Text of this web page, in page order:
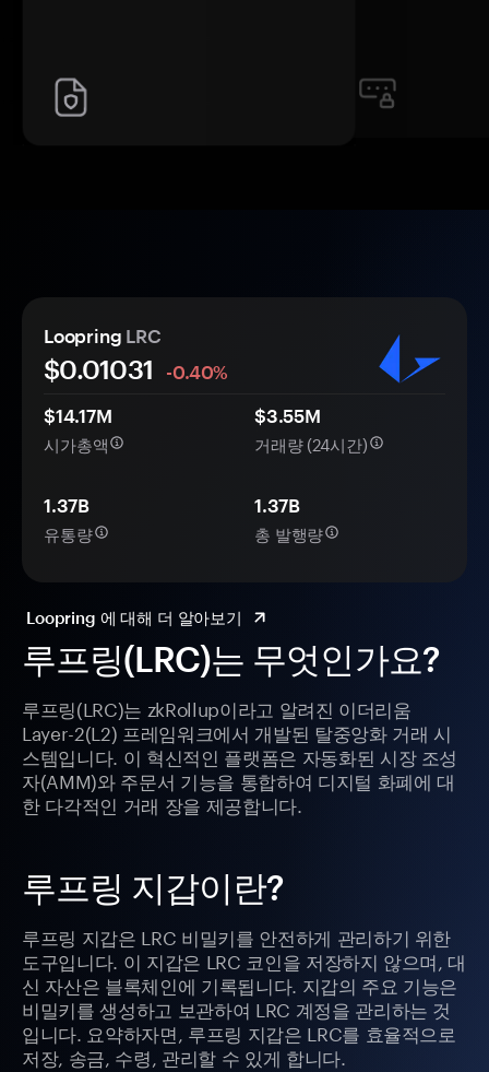
루프링(LRC)는 무엇인가요?
루프링(LRC)는 zkRollup이라고 알려진 이더리움
Layer-2(L2) 프레임워크에서 개발된 탈중앙화 거래 시
스템입니다. 이 혁신적인 플랫폼은 자동화된 시장 조성
자(AMM)와 주문서 기능을 통합하여 디지털 화폐에 대
한 다각적인 거래 장을 제공합니다.
루프링 지갑이란?
루프링 지갑은 LRC 비밀키를 안전하게 관리하기 위한
도구입니다. 이 지갑은 LRC 코인을 저장하지 않으며, 대
신 자산은 블록체인에 기록됩니다. 지갑의 주요 기능은
비밀키를 생성하고 보관하여 LRC 계정을 관리하는 것
입니다. 요약하자면, 루프링 지갑은 LRC를 효율적으로
저장, 송금, 수령, 관리할 수 있게 합니다.
Loopring LRC
$0.01031
-0.40%
$14.17M
시가총액
$3.55M
거래량 (24시간)
1.37B
유통량
1.37B
총 발행량
Loopring 에 대해 더 알아보기